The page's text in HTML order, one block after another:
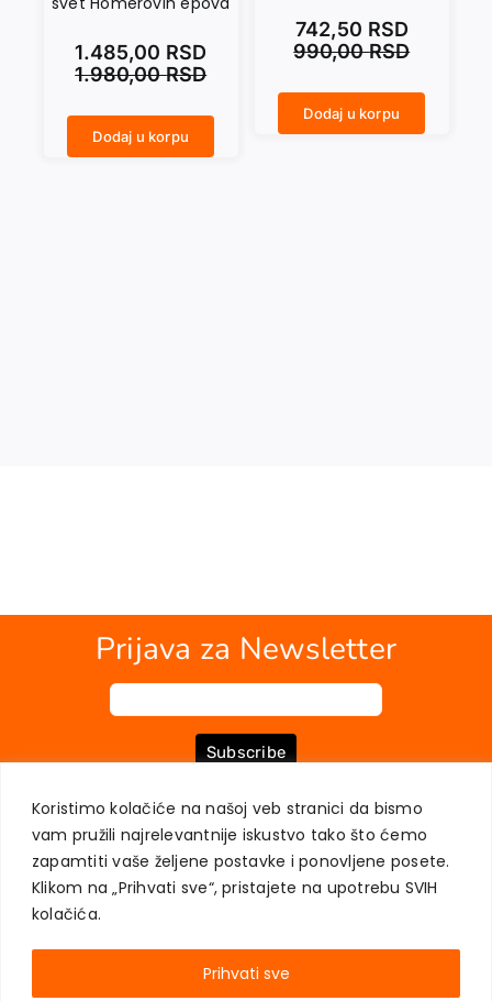
Koristimo kolačiće na našoj veb stranici da bismo
vam pružili najrelevantnije iskustvo tako što ćemo
zapamtiti vaše željene postavke i ponovljene posete.
Klikom na „Prihvati sve“, pristajete na upotrebu SVIH
kolačića.
Prihvati sve
1.980,00RSD
1.485,00 RSD
Dodaj u korpu
990,00RSD
742,50 RSD
Dodaj u korpu
Prijava za Newsletter
Subscribe
O NAMA KNJIGE MOJ NALOG
ZAŠTITA PRIVATNOSTI KORISNIKA
AKADEMSKA KNJIGA © 2023